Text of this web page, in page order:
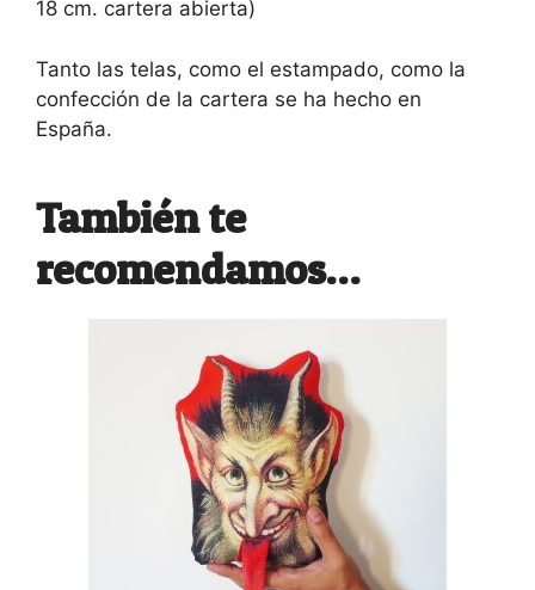
18 cm. cartera abierta)
Tanto las telas, como el estampado, como la
confección de la cartera se ha hecho en
España.
También te
recomendamos…